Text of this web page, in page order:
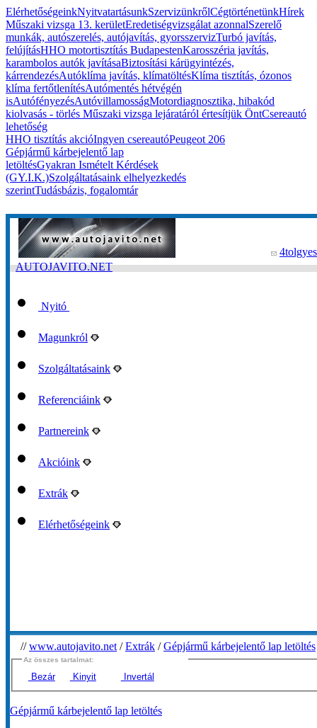
ElérhetőségeinkNyitvatartásunkSzervizünkrőlCégtörténetünkHírek
Műszaki vizsga 13. kerületEredetiségvizsgálat azonnalSzerelő
munkák, autószerelés, autójavítás, gyorsszervizTurbó javítás,
felújításHHO motortisztítás BudapestenKarosszéria javítás,
karambolos autók javításaBiztosítási kárügyintézés,
kárrendezésAutóklíma javítás, klímatöltésKlíma tisztítás, ózonos
klíma fertőtlenítésAutómentés hétvégén
isAutófényezésAutóvillamosságMotordiagnosztika, hibakód
kiolvasás - törlés Műszaki vizsga lejáratáról értesítjük ÖntCsereautó
lehetőség
HHO tisztítás akcióIngyen csereautóPeugeot 206
Gépjármű kárbejelentő lap
letöltésGyakran Ismételt Kérdések
(GY.I.K.)Szolgáltatásaink elhelyezkedés
szerintTudásbázis, fogalomtár
AUTOJAVITO.NET
Nyitó
Magunkról
Szolgáltatásaink
Referenciáink
Partnereink
Akcióink
Extrák
Elérhetőségeink
//www.autojavito.net /Extrák /Gépjármű kárbejelentő lap letöltés
Az összes tartalmat:
Bezár Kinyit Invertál
Gépjármű kárbejelentő lap letöltés